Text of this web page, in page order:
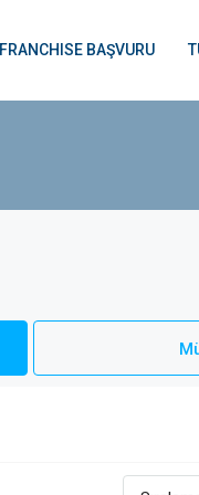
FRANCHISE BAŞVURU